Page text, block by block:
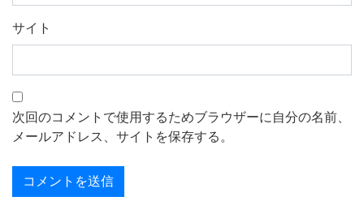
サイト
次回のコメントで使用するためブラウザーに自分の名前、
メールアドレス、サイトを保存する。